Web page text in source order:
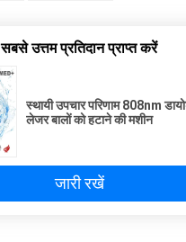
सबसे उत्तम प्रतिदान प्राप्त करें
स्थायी उपचार परिणाम 808nm
लेजर बालों को हटाने की मशीन
जारी रखें